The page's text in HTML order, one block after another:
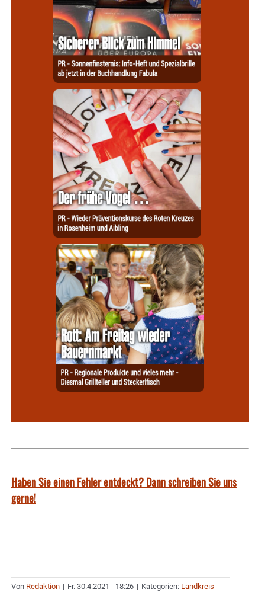
Haben Sie einen Fehler entdeckt? Dann schreiben Sie uns
gerne!
Von Redaktion | Fr. 30.4.2021 - 18:26 | Kategorien: Landkreis